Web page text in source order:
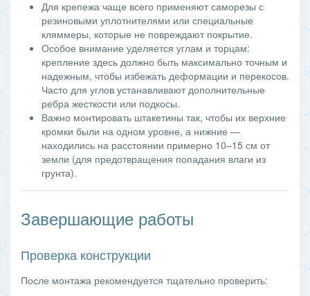
Для крепежа чаще всего применяют саморезы с
резиновыми уплотнителями или специальные
кляммеры, которые не повреждают покрытие.
Особое внимание уделяется углам и торцам:
крепление здесь должно быть максимально точным и
надежным, чтобы избежать деформации и перекосов.
Часто для углов устанавливают дополнительные
ребра жесткости или подкосы.
Важно монтировать штакетины так, чтобы их верхние
кромки были на одном уровне, а нижние —
находились на расстоянии примерно 10–15 см от
земли (для предотвращения попадания влаги из
грунта).
Завершающие работы
Проверка конструкции
После монтажа рекомендуется тщательно проверить: